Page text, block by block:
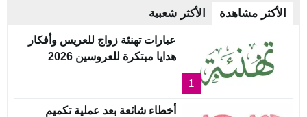
الأكثر مشاهدة الأكثر شعبية
1
عبارات تهنئة زواج للعريس وأفكار
هدايا مبتكرة للعروسين 2026
أخطاء شائعة بعد عملية تكميم